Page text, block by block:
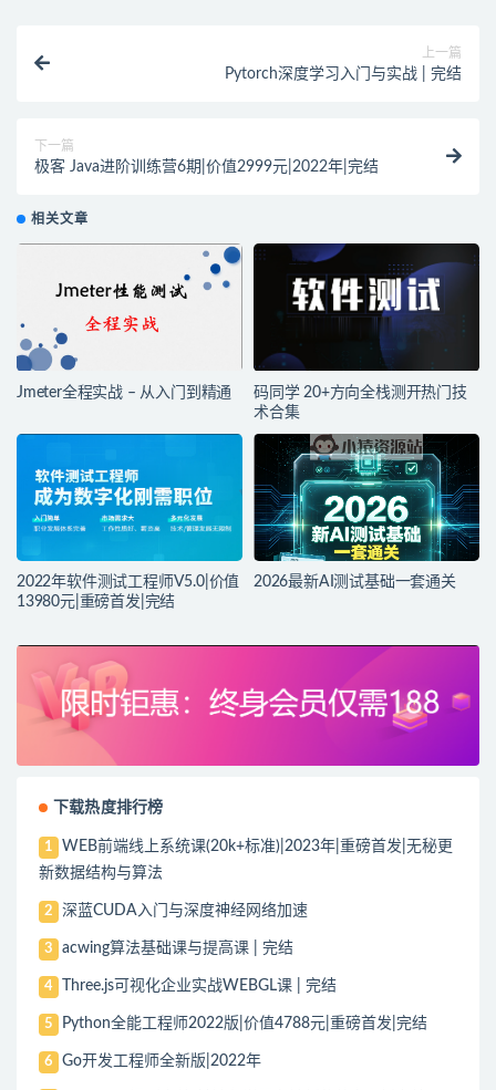
上一篇
Pytorch深度学习入门与实战 | 完结
下一篇
极客 Java进阶训练营6期|价值2999元|2022年|完结
相关文章
Jmeter全程实战 – 从入门到精通
码同学 20+方向全栈测开热门技
术合集
2022年软件测试工程师V5.0|价值
13980元|重磅首发|完结
2026最新AI测试基础一套通关
下载热度排行榜
1
WEB前端线上系统课(20k+标准)|2023年|重磅首发|无秘更
新数据结构与算法
2 深蓝CUDA入门与深度神经网络加速
3 acwing算法基础课与提高课 | 完结
4 Three.js可视化企业实战WEBGL课 | 完结
5 Python全能工程师2022版|价值4788元|重磅首发|完结
6 Go开发工程师全新版|2022年